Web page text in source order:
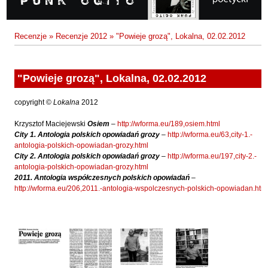
Fajfer Zenon
Filipowski Michał
Fluks Piotr
Franczak Jerzy
Gleń Adrian
Gondek Katarzyna
Gorszewski Paweł
Grodecki Andrzej
Gwiazda-Elmerych Małgorzata
Helbig Brygida
Zbigniew KosiorowskiNawrót
Artur Daniel LiskowackiZimno
Grażyna ObrąpalskaPoprawki
Jakub Michał PawłowskiAgrestowe sny
Gustaw Rajmus Królestwa
Rafał SienkiewiczSmutny bóg
Karol SamselAutodafe 8
Karol SamselCairo Declaration
Recenzje» Recenzje 2012» "Powieje grozą", Lokalna, 02.02.2012
"Powieje grozą", Lokalna, 02.02.2012
copyright © Lokalna2012
Krzysztof Maciejewski Osiem– http://wforma.eu/189,osiem.html
City 1. Antologia polskich opowiadań grozy– http://wforma.eu/63,city-1.-
antologia-polskich-opowiadan-grozy.html
City 2. Antologia polskich opowiadań grozy– http://wforma.eu/197,city-2.-
antologia-polskich-opowiadan-grozy.html
2011. Antologia współczesnych polskich opowiadań–
http://wforma.eu/206,2011.-antologia-wspolczesnych-polskich-opowiadan.html